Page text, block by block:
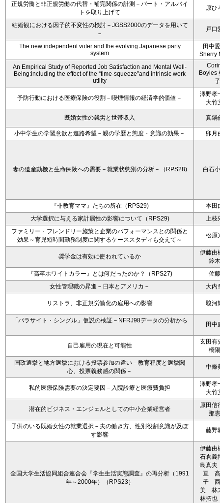
正規労働と非正規労働の代替・補完関係の計測－パート・アルバイ
トを取り上げて
原ひ
結婚観における因子的不変性の検討－JGSS2000のデータを用いて
－
戸口
The new independent voter and the evolving Japanese party
system
田中
Sherry
An Empirical Study of Reported Job Satisfaction and Mental Well-
Being:including the effect of the “time-squeeze”and intrinsic work
utility
Boyles
子
予防行動における医療保険の役割－喫煙情報の経済学的価値－
澤野孝
大竹
既婚女性の就労と世帯収入 真鍋
小中学生の学習意欲と進路希望－親の学歴と態度・意識の効果－ 卯月
妻の遺産動機と生命保険への需要－就業状態別の分析－（RPS28) 白石
『非教育ママ』たちの所在（RPS29)
本田
大学選択に与える家計属性の影響について（RPS29)
上枝
ファミリー・フレンドリー施策と企業のパフォーマンスとの関係と
効果～育児短時間勤務制度に関するケーススタディも交えて～
松原
奨学金は有効に使われているか
伊藤由
鈴
『高卒ホワイトカラー』とは何だったのか？（RPS27)
佐
女性管理職の昇進－日本とアメリカ－
大内
リストラ、非正規労働化の雇用への影響 駿河
「パラサイト・シングル」仮説の検証－NFRJ98データの分析から
－
田中
自己雇用の現在と可能性
玄田有
橋
国政選挙と地方選挙における投票参加の違い－教育程度と選挙関
心、投票義務感の関係－
中條
私的医療保険需要の決定要因－入院診療と医療費負担
澤野孝
大竹
潜在的ビジネス・エンジェルとしての中小企業経営者
原田信
那
子供のいる既婚女性の就業選択－夫の働き方、性別役割意識が及ぼ
す影響
藤野
全国大学生活協同組合連合会『学生生活実態調査』の再分析（1991
年～2000年）（RPS23）
伊藤
石倉
島真
亘 高
子 西
美 林
林拓